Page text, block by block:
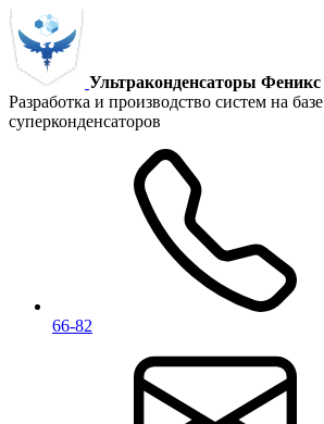
Ультраконденсаторы Феникс
Разработка и производство систем на базе
суперконденсаторов
66-82